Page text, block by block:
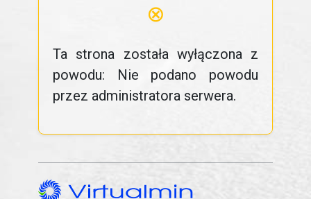
⊗
Ta strona została wyłączona z
powodu: Nie podano powodu
przez administratora serwera.